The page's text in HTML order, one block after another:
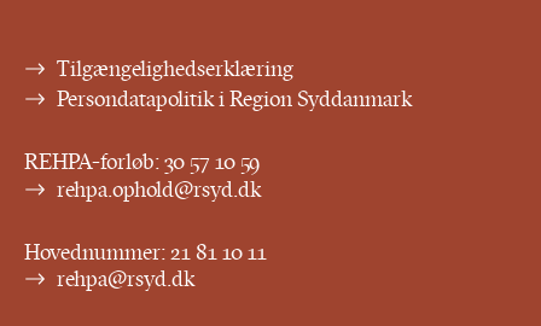
Tilgængelighedserklæring
Persondatapolitik i Region Syddanmark
REHPA-forløb:30 57 10 59
rehpa.ophold@rsyd.dk
Hovednummer:21 81 10 11
rehpa@rsyd.dk